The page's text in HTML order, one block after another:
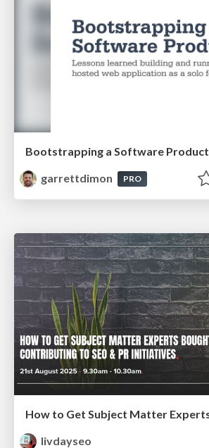
Bootstrapping a Software Product
garrettdimon
PRO
livdayseo